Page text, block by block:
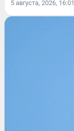
5 августа, 2026, 16:01